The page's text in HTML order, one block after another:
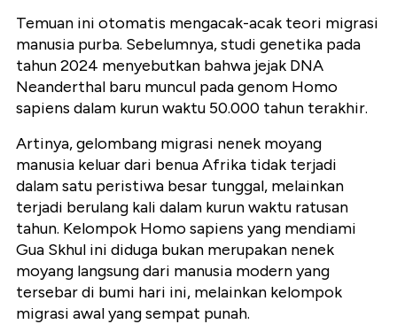
Temuan ini otomatis mengacak-acak teori migrasi
manusia purba. Sebelumnya, studi genetika pada
tahun 2024 menyebutkan bahwa jejak DNA
Neanderthal baru muncul pada genom Homo
sapiens dalam kurun waktu 50.000 tahun terakhir.
Artinya, gelombang migrasi nenek moyang
manusia keluar dari benua Afrika tidak terjadi
dalam satu peristiwa besar tunggal, melainkan
terjadi berulang kali dalam kurun waktu ratusan
tahun. Kelompok Homo sapiens yang mendiami
Gua Skhul ini diduga bukan merupakan nenek
moyang langsung dari manusia modern yang
tersebar di bumi hari ini, melainkan kelompok
migrasi awal yang sempat punah.